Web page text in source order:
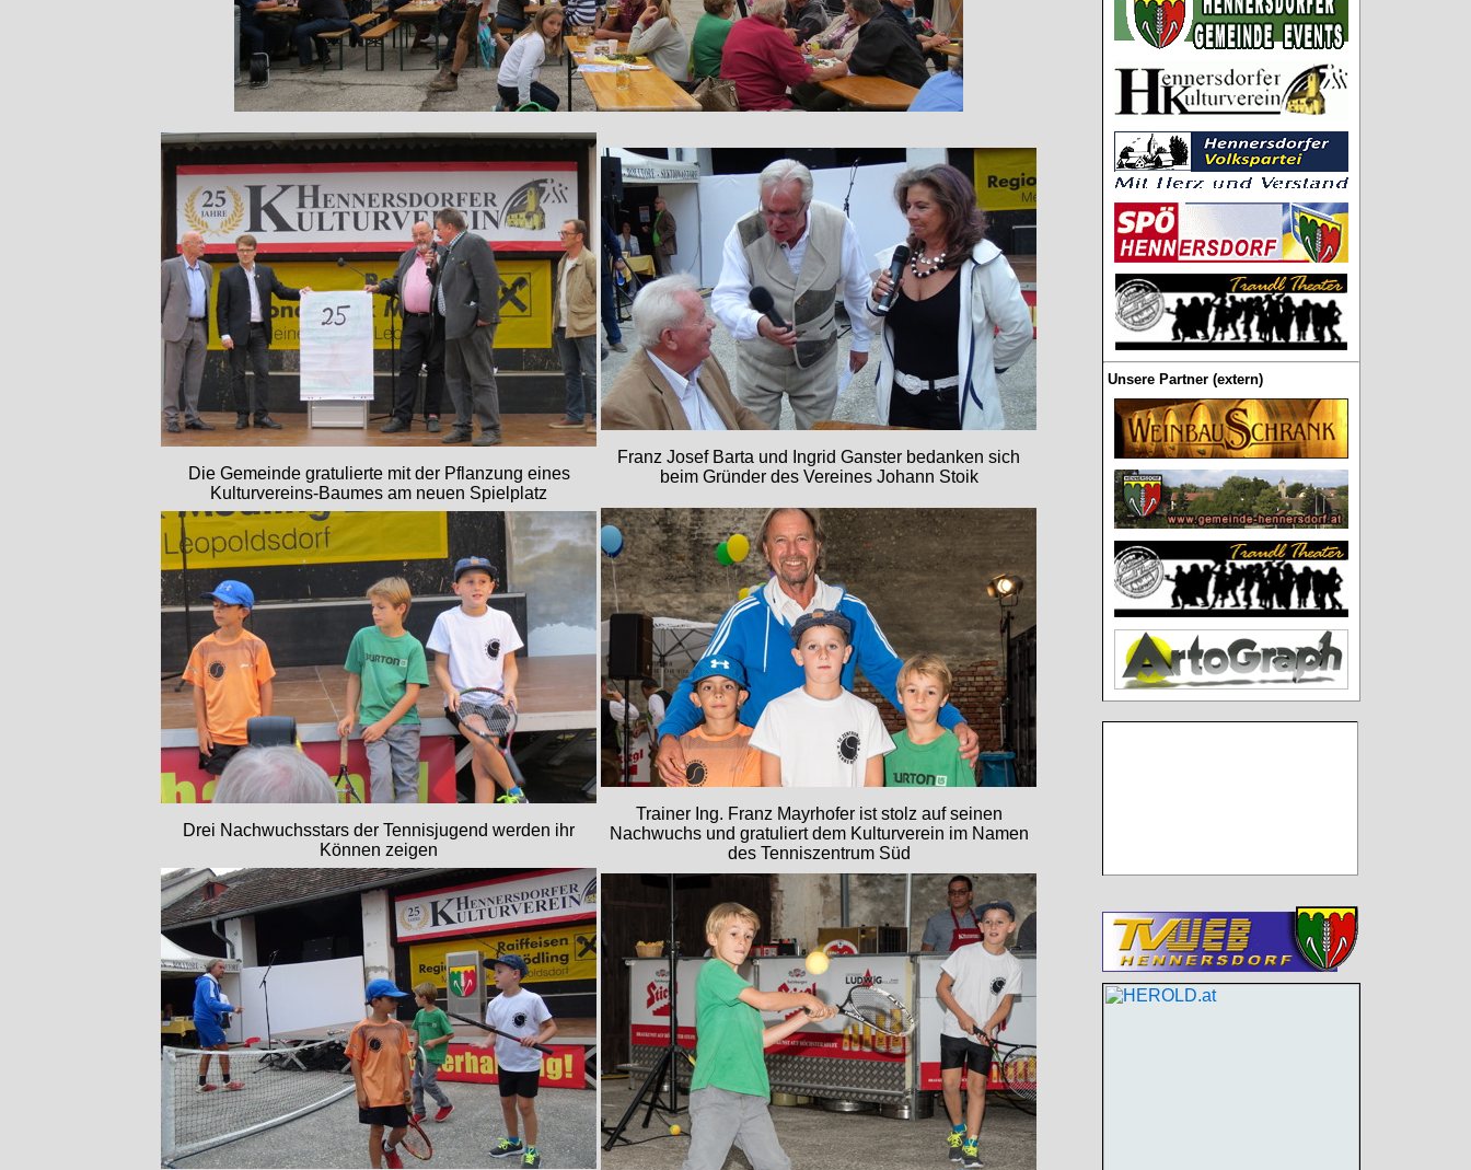
Die Gemeinde gratulierte mit der Pflanzung eines
Kulturvereins-Baumes am neuen Spielplatz
Franz Josef Barta und Ingrid Ganster bedanken sich
beim Gründer des Vereines Johann Stoik
Drei Nachwuchsstars der Tennisjugend werden ihr
Können zeigen
Trainer Ing. Franz Mayrhofer ist stolz auf seinen
Nachwuchs und gratuliert dem Kulturverein im Namen
des Tenniszentrum Süd
Unsere Partner (extern)